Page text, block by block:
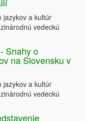
jazykov a kultúr
vedeckú
Snahy o
na Slovensku v
jazykov a kultúr
vedeckú